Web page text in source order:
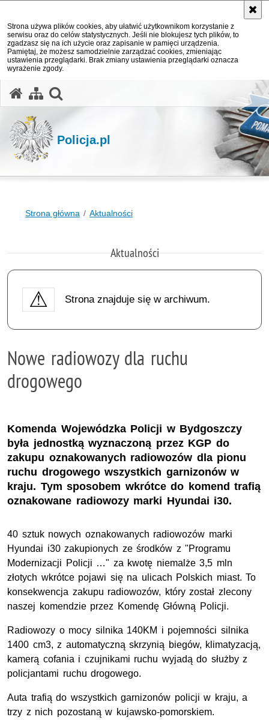
Strona używa plików cookies, aby ułatwić użytkownikom korzystanie z
serwisu oraz do celów statystycznych. Jeśli nie blokujesz tych plików, to
zgadzasz się na ich użycie oraz zapisanie w pamięci urządzenia.
Pamiętaj, że możesz samodzielnie zarządzać cookies, zmieniając
ustawienia przeglądarki. Brak zmiany ustawienia przeglądarki oznacza
wyrażenie zgody.
Policja.pl
Strona główna Aktualności
Aktualności
Strona znajduje się w archiwum.
Nowe radiowozy dla ruchu
drogowego
Komenda Wojewódzka Policji w Bydgoszczy
była jednostką wyznaczoną przez KGP do
zakupu oznakowanych radiowozów dla pionu
ruchu drogowego wszystkich garnizonów w
kraju. Tym sposobem wkrótce do komend trafią
oznakowane radiowozy marki Hyundai i30.
40 sztuk nowych oznakowanych radiowozów marki
Hyundai i30 zakupionych ze środków z "Programu
Modernizacji Policji …" za kwotę niemalże 3,5 mln
złotych wkrótce pojawi się na ulicach Polskich miast. To
konsekwencja zakupu radiowozów, który został zlecony
naszej komendzie przez Komendę Główną Policji.
Radiowozy o mocy silnika 140KM i pojemności silnika
1400 cm3, z automatyczną skrzynią biegów, klimatyzacją,
kamerą cofania i czujnikami ruchu wyjadą do służby z
policjantami ruchu drogowego.
Auta trafią do wszystkich garnizonów policji w kraju, a
trzy z nich pozostaną w kujawsko-pomorskiem.